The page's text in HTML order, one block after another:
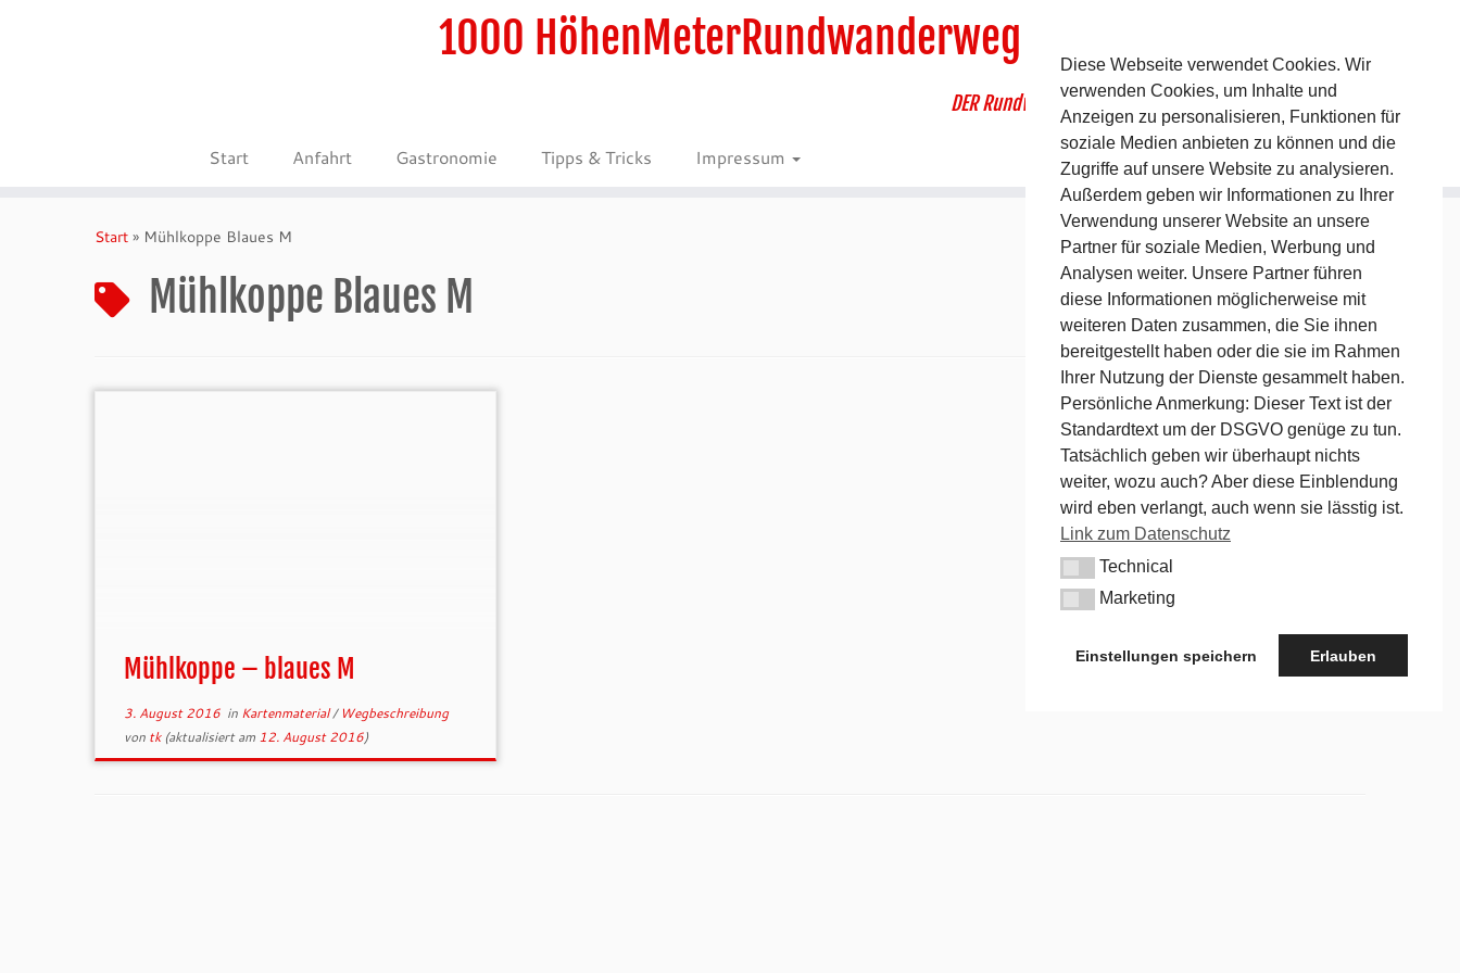
1000 HöhenMeterRundwanderweg
DER Rundwanderweg um Pommelsbrunn
Start Anfahrt Gastronomie Tipps & Tricks Impressum
Start » Mühlkoppe Blaues M
Mühlkoppe Blaues M
Mühlkoppe – blaues M
3. August 2016in Kartenmaterial/ Wegbeschreibung
von tk(aktualisiert am 12. August 2016)
Diese Webseite verwendet Cookies. Wir
verwenden Cookies, um Inhalte und
Anzeigen zu personalisieren, Funktionen für
soziale Medien anbieten zu können und die
Zugriffe auf unsere Website zu analysieren.
Außerdem geben wir Informationen zu Ihrer
Verwendung unserer Website an unsere
Partner für soziale Medien, Werbung und
Analysen weiter. Unsere Partner führen
diese Informationen möglicherweise mit
weiteren Daten zusammen, die Sie ihnen
bereitgestellt haben oder die sie im Rahmen
Ihrer Nutzung der Dienste gesammelt haben.
Persönliche Anmerkung: Dieser Text ist der
Standardtext um der DSGVO genüge zu tun.
Tatsächlich geben wir überhaupt nichts
weiter, wozu auch? Aber diese Einblendung
wird eben verlangt, auch wenn sie lässtig ist.
Link zum Datenschutz
TechnicalTechnical
MarketingMarketing
Einstellungen speichern Erlauben